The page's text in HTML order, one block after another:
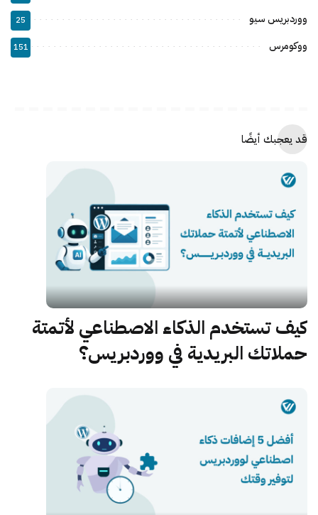
ووردبريس سيو 25
ووكومرس 151
قد يعجبك أيضًا
كيف تستخدم الذكاء الاصطناعي لأتمتة
حملاتك البريدية في ووردبريس؟